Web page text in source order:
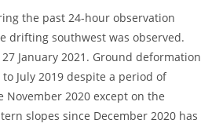
the past 24-hour observation
drifting southwest was observed.
January 2021. Ground deformation
July 2019 despite a period of
2020 except on the
slopes since December 2020 has